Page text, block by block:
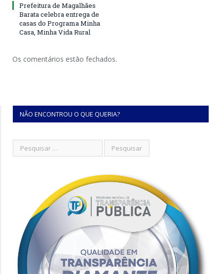
Prefeitura de Magalhães
Barata celebra entrega de
casas do Programa Minha
Casa, Minha Vida Rural
Os comentários estão fechados.
NÃO ENCONTROU O QUE QUERIA?